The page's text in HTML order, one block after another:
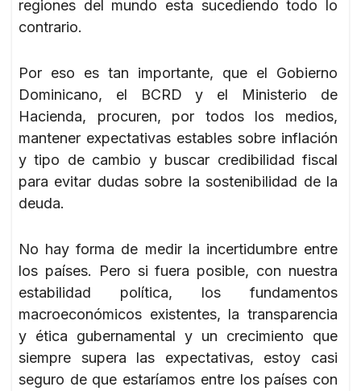
regiones del mundo esta sucediendo todo lo
contrario.
Por eso es tan importante, que el Gobierno
Dominicano, el BCRD y el Ministerio de
Hacienda, procuren, por todos los medios,
mantener expectativas estables sobre inflación
y tipo de cambio y buscar credibilidad fiscal
para evitar dudas sobre la sostenibilidad de la
deuda.
No hay forma de medir la incertidumbre entre
los países. Pero si fuera posible, con nuestra
estabilidad política, los fundamentos
macroeconómicos existentes, la transparencia
y ética gubernamental y un crecimiento que
siempre supera las expectativas, estoy casi
seguro de que estaríamos entre los países con